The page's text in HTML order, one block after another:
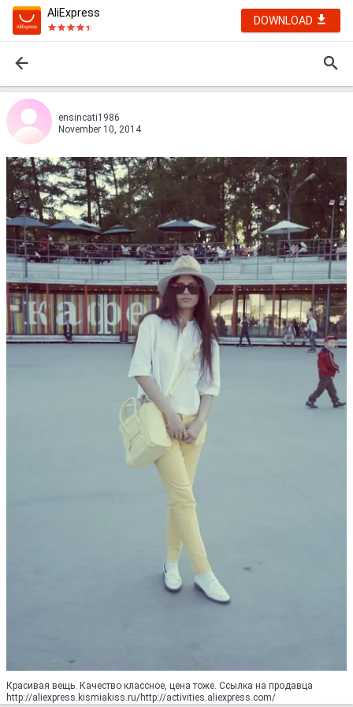
AliExpress
DOWNLOAD
ensincati1986
November 10, 2014
Красивая вещь. Качество классное, цена тоже. Ссылка на продавца
http://aliexpress.kismiakiss.ru/http://activities.aliexpress.com/